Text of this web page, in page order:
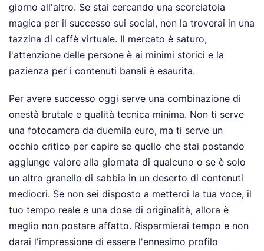
giorno all'altro. Se stai cercando una scorciatoia
magica per il successo sui social, non la troverai in una
tazzina di caffè virtuale. Il mercato è saturo,
l'attenzione delle persone è ai minimi storici e la
pazienza per i contenuti banali è esaurita.
Per avere successo oggi serve una combinazione di
onestà brutale e qualità tecnica minima. Non ti serve
una fotocamera da duemila euro, ma ti serve un
occhio critico per capire se quello che stai postando
aggiunge valore alla giornata di qualcuno o se è solo
un altro granello di sabbia in un deserto di contenuti
mediocri. Se non sei disposto a metterci la tua voce, il
tuo tempo reale e una dose di originalità, allora è
meglio non postare affatto. Risparmierai tempo e non
darai l'impressione di essere l'ennesimo profilo